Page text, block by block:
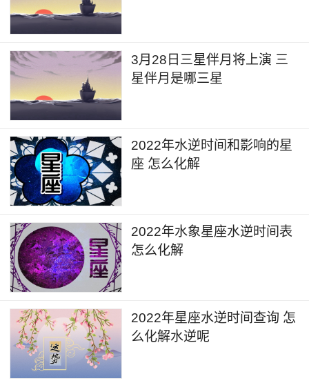
3月28日三星伴月将上演 三
星伴月是哪三星
2022年水逆时间和影响的星
座 怎么化解
2022年水象星座水逆时间表
怎么化解
2022年星座水逆时间查询 怎
么化解水逆呢